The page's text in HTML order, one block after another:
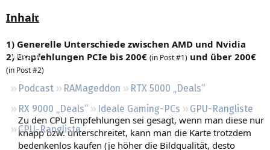
Neueste Aktivitäten
Regeln
Podcast RAMageddon
RTX 5000 „Deals“
RX 9000 „Deals“
Ideale Gaming-PCs
GPU-Rangliste
CPU-Rangliste
Inhalt
1) Generelle Unterschiede zwischen AMD und Nvidia
2) Empfehlungen PCIe bis 200€ (in Post #1) und über 200€
(in Post #2)
Zu den CPU Empfehlungen sei gesagt, wenn man diese nur
knapp bzw. unterschreitet, kann man die Karte trotzdem
bedenkenlos kaufen (je höher die Bildqualität, desto